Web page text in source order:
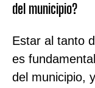
del municipio?
Estar al tanto
es
del municipio,